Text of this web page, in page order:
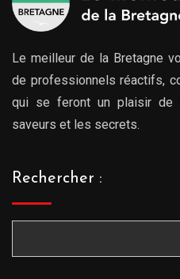
Le meilleur de la Bretagne
de professionnels réactifs,
qui se feront un plaisir de
saveurs et les secrets.
Rechercher :